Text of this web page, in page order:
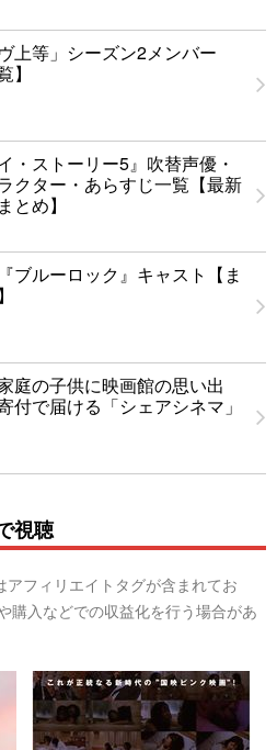
ヴ上等」シーズン2メンバー
】
・ストーリー5』吹替声優・
クター・あらすじ一覧【最新
とめ】
ブルーロック』キャスト【ま
庭の子供に映画館の思い出
付で届ける「シェアシネマ」
視聴
フィリエイトタグが含まれてお
購入などでの収益化を行う場合があ